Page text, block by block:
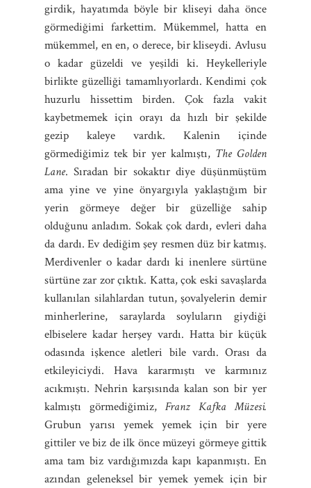
girdik, hayatımda böyle bir kliseyi daha önce
görmediğimi farkettim. Mükemmel, hatta en
mükemmel, en en, o derece, bir kliseydi. Avlusu
o kadar güzeldi ve yeşildi ki. Heykelleriyle
birlikte güzelliği tamamlıyorlardı. Kendimi çok
huzurlu hissettim birden. Çok fazla vakit
kaybetmemek için orayı da hızlı bir şekilde
gezip kaleye vardık. Kalenin içinde
görmediğimiz tek bir yer kalmıştı, The Golden
Lane. Sıradan bir sokaktır diye düşünmüştüm
ama yine ve yine önyargıyla yaklaştığım bir
yerin görmeye değer bir güzelliğe sahip
olduğunu anladım. Sokak çok dardı, evleri daha
da dardı. Ev dediğim şey resmen düz bir katmış.
Merdivenler o kadar dardı ki inenlere sürtüne
sürtüne zar zor çıktık. Katta, çok eski savaşlarda
kullanılan silahlardan tutun, şovalyelerin demir
minherlerine, saraylarda soyluların giydiği
elbiselere kadar herşey vardı. Hatta bir küçük
odasında işkence aletleri bile vardı. Orası da
etkileyiciydi. Hava kararmıştı ve karmınız
acıkmıştı. Nehrin karşısında kalan son bir yer
kalmıştı görmediğimiz, Franz Kafka Müzesi.
Grubun yarısı yemek yemek için bir yere
gittiler ve biz de ilk önce müzeyi görmeye gittik
ama tam biz vardığımızda kapı kapanmıştı. En
azından geleneksel bir yemek yemek için bir